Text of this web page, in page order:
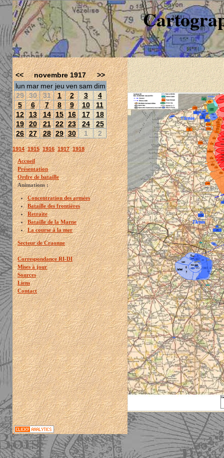
<< novembre 1917
>>
lun mar mer jeu ven sam dim
29 30 31 1 2 3
4
5
6 7 8 9 10
11
12 13 14 15 16 17
18
19 20 21 22 23 24
25
26 27 28 29 30 1 2
1914 1915 1916 1917 1918
Accueil
Présentation
Ordre de bataille
Animations :
Concentration des armées
Bataille des frontières
Retraite
Bataille de la Marne
La course à la mer
Secteur de Craonne
Correspondance RI-DI
Mises à jour
Sources
Liens
Contact